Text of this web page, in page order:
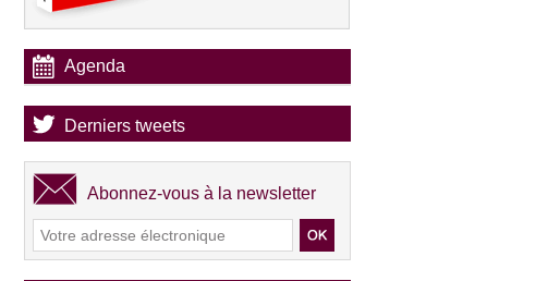
Agenda
Derniers tweets
Abonnez-vous à la newsletter